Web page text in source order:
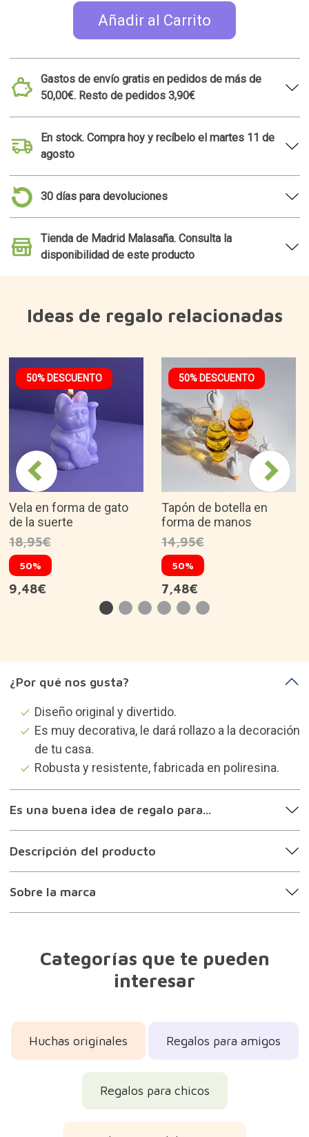
Añadir al Carrito
Gastos de envío gratis en pedidos de más de
50,00€. Resto de pedidos 3,90€
En stock. Compra hoy y recíbelo el martes 11 de
agosto
30 días para devoluciones
Tienda de Madrid Malasaña. Consulta la
disponibilidad de este producto
Ideas de regalo relacionadas
50% DESCUENTO
Vela en forma de gato
de la suerte
18,95€
50%
9,48€
50% DESCUENTO
Tapón de botella en
forma de manos
14,95€
50%
7,48€
¿Por qué nos gusta?
Diseño original y divertido.
Es muy decorativa, le dará rollazo a la decoración
de tu casa.
Robusta y resistente, fabricada en poliresina.
Es una buena idea de regalo para...
Descripción del producto
Sobre la marca
Categorías que te pueden
interesar
Huchas originales Regalos para amigos
Regalos para chicos